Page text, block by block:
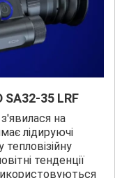
SA32-35 LRF
на
лідируючі
тепловізійну
тенденції